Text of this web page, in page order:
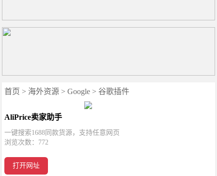
首页 > 海外资源 >Google >谷歌插件
AliPrice卖家助手
一键搜索1688同款货源，支持任意网页
浏览次数： 772
打开网址